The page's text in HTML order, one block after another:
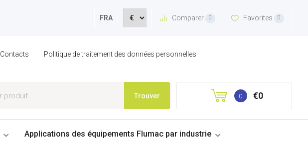
FRA Comparer 0 Favorites 0
Contacts Politique de traitement des données personnelles
Trouver 0 €0
Applications des équipements Flumac par industrie